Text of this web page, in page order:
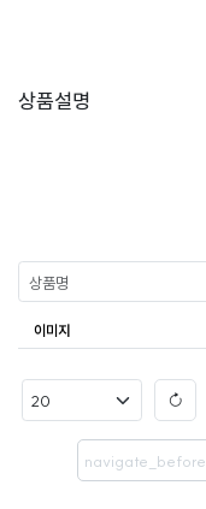
상품설명
이미지
navigate_before